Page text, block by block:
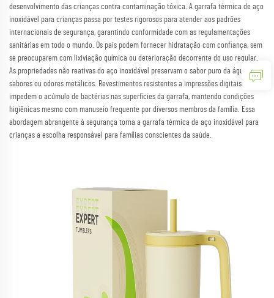
desenvolvimento das crianças contra contaminação tóxica. A garrafa térmica de aço
inoxidável para crianças passa por testes rigorosos para atender aos padrões
internacionais de segurança, garantindo conformidade com as regulamentações
sanitárias em todo o mundo. Os pais podem fornecer hidratação com confiança, sem
se preocuparem com lixiviação química ou deterioração decorrente do uso regular.
As propriedades não reativas do aço inoxidável preservam o sabor puro da água, sem
sabores ou odores metálicos. Revestimentos resistentes a impressões digitais
impedem o acúmulo de bactérias nas superfícies da garrafa, mantendo condições
higiênicas mesmo com manuseio frequente por diversos membros da família. Essa
abordagem abrangente à segurança torna a garrafa térmica de aço inoxidável para
crianças a escolha responsável para famílias conscientes da saúde.